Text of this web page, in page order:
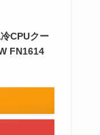
CPUクー
FN1614